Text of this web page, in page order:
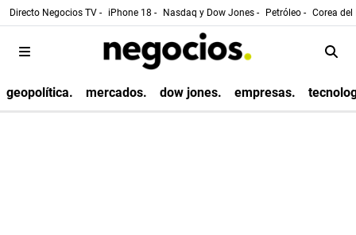
Directo Negocios TV - iPhone 18 - Nasdaq y Dow Jones - Petróleo - Corea
geopolítica. mercados. dow jones. empresas.